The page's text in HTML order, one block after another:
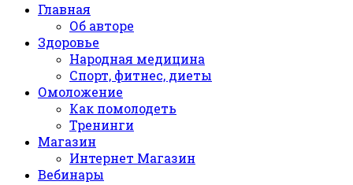
Главная
Об авторе
Здоровье
Народная медицина
Спорт, фитнес, диеты
Омоложение
Как помолодеть
Тренинги
Магазин
Интернет Магазин
Вебинары